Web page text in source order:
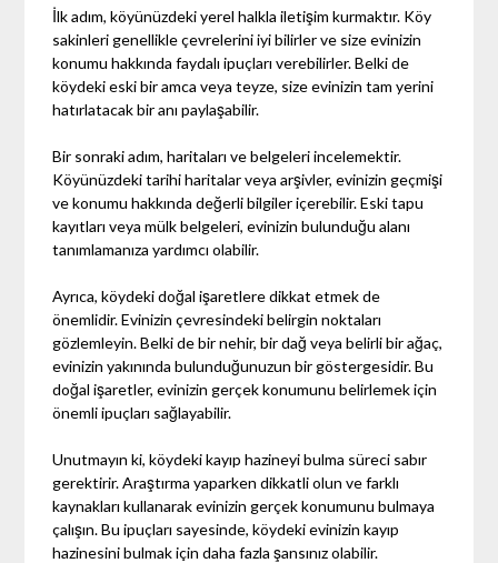
İlk adım, köyünüzdeki yerel halkla iletişim kurmaktır. Köy
sakinleri genellikle çevrelerini iyi bilirler ve size evinizin
konumu hakkında faydalı ipuçları verebilirler. Belki de
köydeki eski bir amca veya teyze, size evinizin tam yerini
hatırlatacak bir anı paylaşabilir.
Bir sonraki adım, haritaları ve belgeleri incelemektir.
Köyünüzdeki tarihi haritalar veya arşivler, evinizin geçmişi
ve konumu hakkında değerli bilgiler içerebilir. Eski tapu
kayıtları veya mülk belgeleri, evinizin bulunduğu alanı
tanımlamanıza yardımcı olabilir.
Ayrıca, köydeki doğal işaretlere dikkat etmek de
önemlidir. Evinizin çevresindeki belirgin noktaları
gözlemleyin. Belki de bir nehir, bir dağ veya belirli bir ağaç,
evinizin yakınında bulunduğunuzun bir göstergesidir. Bu
doğal işaretler, evinizin gerçek konumunu belirlemek için
önemli ipuçları sağlayabilir.
Unutmayın ki, köydeki kayıp hazineyi bulma süreci sabır
gerektirir. Araştırma yaparken dikkatli olun ve farklı
kaynakları kullanarak evinizin gerçek konumunu bulmaya
çalışın. Bu ipuçları sayesinde, köydeki evinizin kayıp
hazinesini bulmak için daha fazla şansınız olabilir.